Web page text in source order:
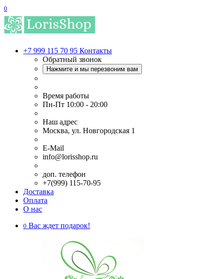
0
+7 999 115 70 95 Контакты
Обратный звонок
Нажмите и мы перезвоним вам
Время работы
Пн-Пт 10:00 - 20:00
Наш адрес
Москва, ул. Новгородская 1
E-Mail
info@lorisshop.ru
доп. телефон
+7(999) 115-70-95
Доставка
Оплата
О нас
0 Вас ждет подарок!